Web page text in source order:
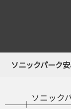
ソニックパーク
ソニック